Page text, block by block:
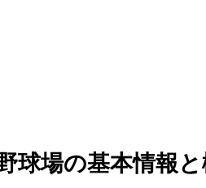
球場の基本情報